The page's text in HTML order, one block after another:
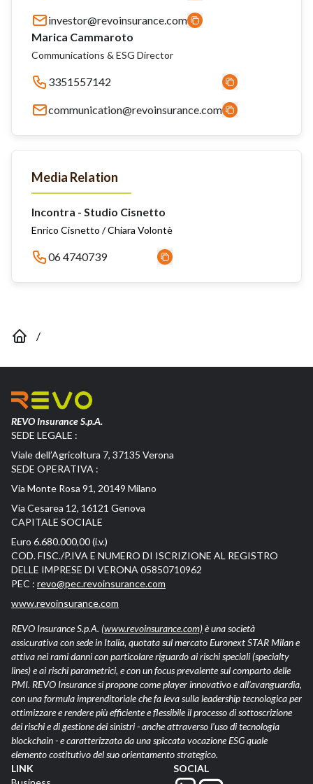
investor@revoinsurance.com
Marica Cammaroto
Communications & ESG Director
3351557142
communication@revoinsurance.com
Media Relation
Incontra - Studio Cisnetto
Enrico Cisnetto / Chiara Volontè
06 4740739
/
REVO Insurance S.p.A.
SEDE LEGALE :
Viale dell’Agricoltura 7, 37135 Verona
SEDE OPERATIVA :
Via Monte Rosa 91, 20149 Milano
Via Cesarea 12, 16121 Genova
CAPITALE SOCIALE
Euro 6.680.000,00 (i.v.)
COD. FISC./P.IVA E NUMERO DI ISCRIZIONE AL REGISTRO
DELLE IMPRESE DI VERONA 05850710962
PEC : revo@pec.revoinsurance.com
www.revoinsurance.com
REVO Insurance S.p.A. (www.revoinsurance.com)è una società
assicurativa con sede in Italia, quotata sul mercato Euronext STAR Milan e
attiva nei rami danni con particolare riguardo ai rischi speciali (specialty
lines) e ai rischi parametrici, e con un focus prevalente sul comparto delle
PMI. REVO Insurance si propone come player innovativo e all’avanguardia,
con una formula imprenditoriale che fa leva sulla leadership tecnologica per
ottimizzare e rendere più efficiente e flessibile il processo di sottoscrizione
dei rischi e di gestione dei sinistri - anche attraverso l’uso di tecnologia
blockchain - e caratterizzata da una spiccata vocazione ESG quale
elemento costitutivo del suo orientamento strategico.
LINK
SOCIAL